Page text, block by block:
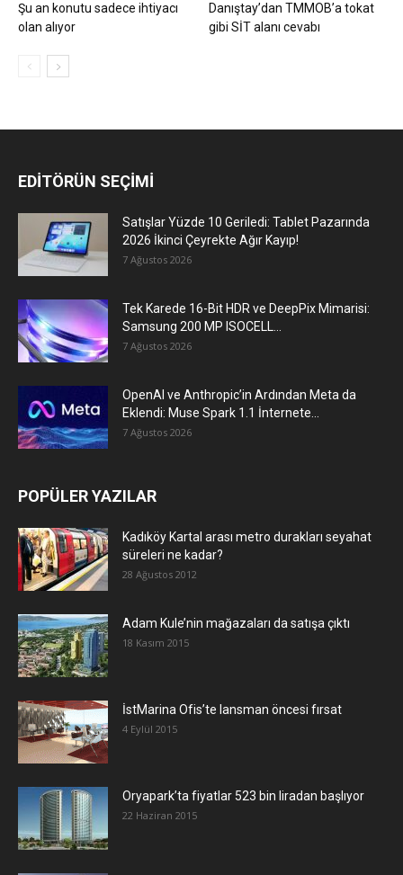
Şu an konutu sadece ihtiyacı
olan alıyor
Danıştay’dan TMMOB’a tokat
gibi SİT alanı cevabı
EDİTÖRÜN SEÇİMİ
Satışlar Yüzde 10 Geriledi: Tablet Pazarında
2026 İkinci Çeyrekte Ağır Kayıp!
7 Ağustos 2026
Tek Karede 16-Bit HDR ve DeepPix Mimarisi:
Samsung 200 MP ISOCELL...
7 Ağustos 2026
OpenAI ve Anthropic’in Ardından Meta da
Eklendi: Muse Spark 1.1 İnternete...
7 Ağustos 2026
POPÜLER YAZILAR
Kadıköy Kartal arası metro durakları seyahat
süreleri ne kadar?
28 Ağustos 2012
Adam Kule’nin mağazaları da satışa çıktı
18 Kasım 2015
İstMarina Ofis’te lansman öncesi fırsat
4 Eylül 2015
Oryapark’ta fiyatlar 523 bin liradan başlıyor
22 Haziran 2015